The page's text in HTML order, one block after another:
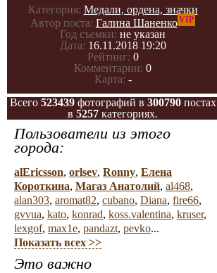
Категория: Медали, ордена, значки
Автор поста: Галина ШаненкоVIP
Год съемки: не указан
Дата: 16.11.2018 19:20
Рейтинг: 0
Комментарии: 0
Карта: -
Всего 523439фотографий в 300790постах
в 5257 категориях.
Пользователи из этого
города:
alEricsson, orlsev, Ronny, Елена
Короткина, Магаз Анатолий, al468,
alan303, aromat82, cubano, Diana, fire66,
gvvua, kato, konrad, koss.valentina, kruser,
lexgof, max1e, pandazt, pevko...
Показать всех >>
Это важно